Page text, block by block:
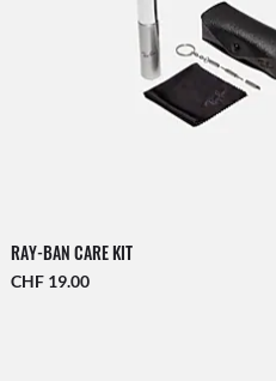
RAY-BAN CARE KIT
CHF 19.00